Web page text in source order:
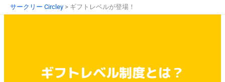
容
サークリー Circley > ギフトレベルが登場！
ギフトレベル制度とは？